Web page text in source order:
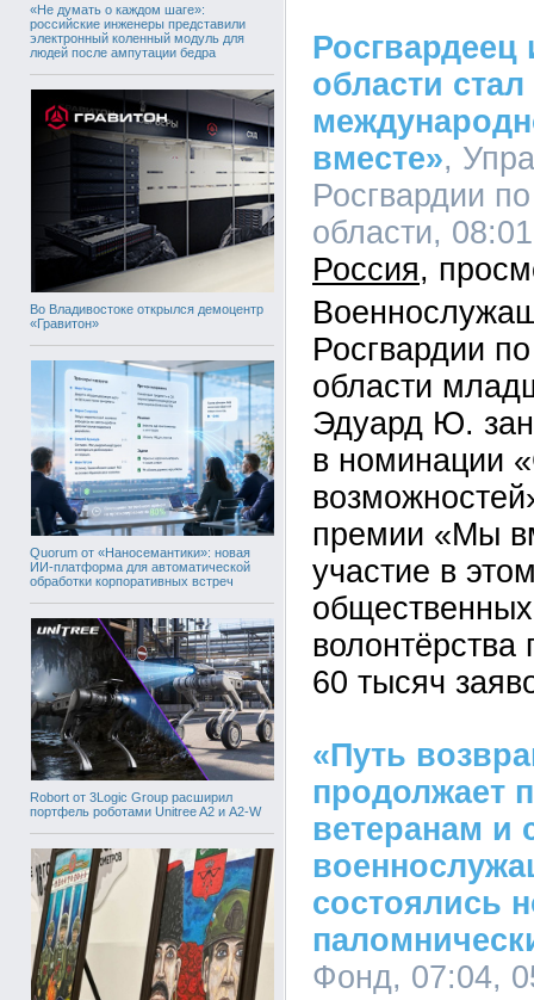
«Не думать о каждом шаге»:
российские инженеры представили
электронный коленный модуль для
людей после ампутации бедра
Во Владивостоке открылся демоцентр
«Гравитон»
Quorum от «Наносемантики»: новая
ИИ-платформа для автоматической
обработки корпоративных встреч
Robort от 3Logic Group расширил
портфель роботами Unitree A2 и A2-W
Росгвардеец
области
вместе»,
Росгвардии
области,
Россия
Росгвардии
области
Эдуард Ю.
в номинации
премии «Мы
участие в
60 тысяч
«Путь
продолжает
ветеранам и
состоялись
Фонд, 07:04,